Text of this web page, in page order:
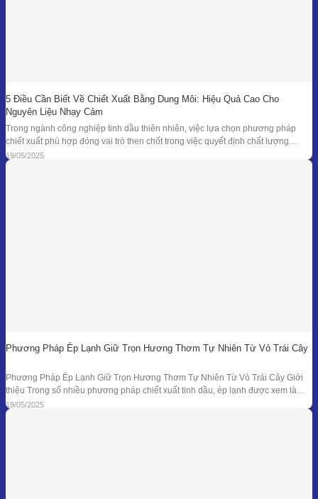
5 Điều Cần Biết Về Chiết Xuất Bằng Dung Môi: Hiệu Quả Cao Cho
Nguyên Liệu Nhạy Cảm
Trong ngành công nghiệp tinh dầu thiên nhiên, việc lựa chọn phương pháp
chiết xuất phù hợp đóng vai trò then chốt trong việc quyết định chất lượng
thành phẩm – đặc biệt là đối với những loại nguyên liệu cao cấp và nhạy cảm.
Khi các phương pháp truyền thống như chưng cất lôi
19/05/2025
Phương Pháp Ép Lạnh Giữ Trọn Hương Thơm Tự Nhiên Từ Vỏ Trái Cây
Phương Pháp Ép Lạnh Giữ Trọn Hương Thơm Tự Nhiên Từ Vỏ Trái Cây Giới
thiệu Trong số nhiều phương pháp chiết xuất tinh dầu, ép lạnh được xem là
một trong những kỹ thuật đối với nguyên liệu đặc thù – đặc biệt là vỏ các loại
quả có mùi hương tươi mát như
19/05/2025